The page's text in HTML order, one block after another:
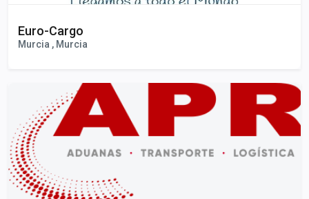
Euro-Cargo
Murcia , Murcia